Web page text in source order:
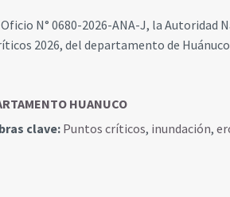
N° 0680-2026-ANA-J, la Autoridad
2026, del departamento de
HUANUCO
clave:Puntos críticos, inundación,